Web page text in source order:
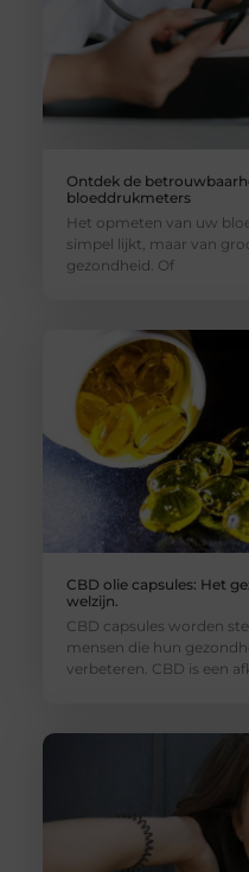
Ontdek de
bloeddrukmeters
Het opmeten van uw
simpel lijkt, maar van
gezondheid. Of
CBD olie capsules: Het
welzijn.
CBD capsules worden
mensen die hun
verbeteren. CBD is een